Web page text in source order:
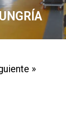
»